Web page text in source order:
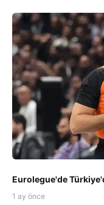
Eurolegue'de
1 ay önce